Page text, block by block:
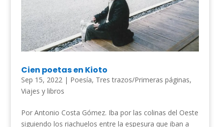
Cien poetas en Kioto
Sep 15, 2022| Poesía, Tres trazos/Primeras páginas,
Viajes y libros
Por Antonio Costa Gómez. Iba por las colinas del Oeste
siguiendo los riachuelos entre la espesura que iban a